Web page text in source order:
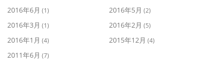
2016年6月 (1) 2016年5月 (2)
2016年3月 (1) 2016年2月 (5)
2016年1月 (4) 2015年12月 (4)
2011年6月 (7)